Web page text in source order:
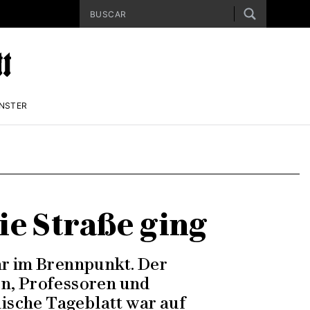
Straße ging
im Brennpunkt. Der
Professoren und
Tageblatt war auf